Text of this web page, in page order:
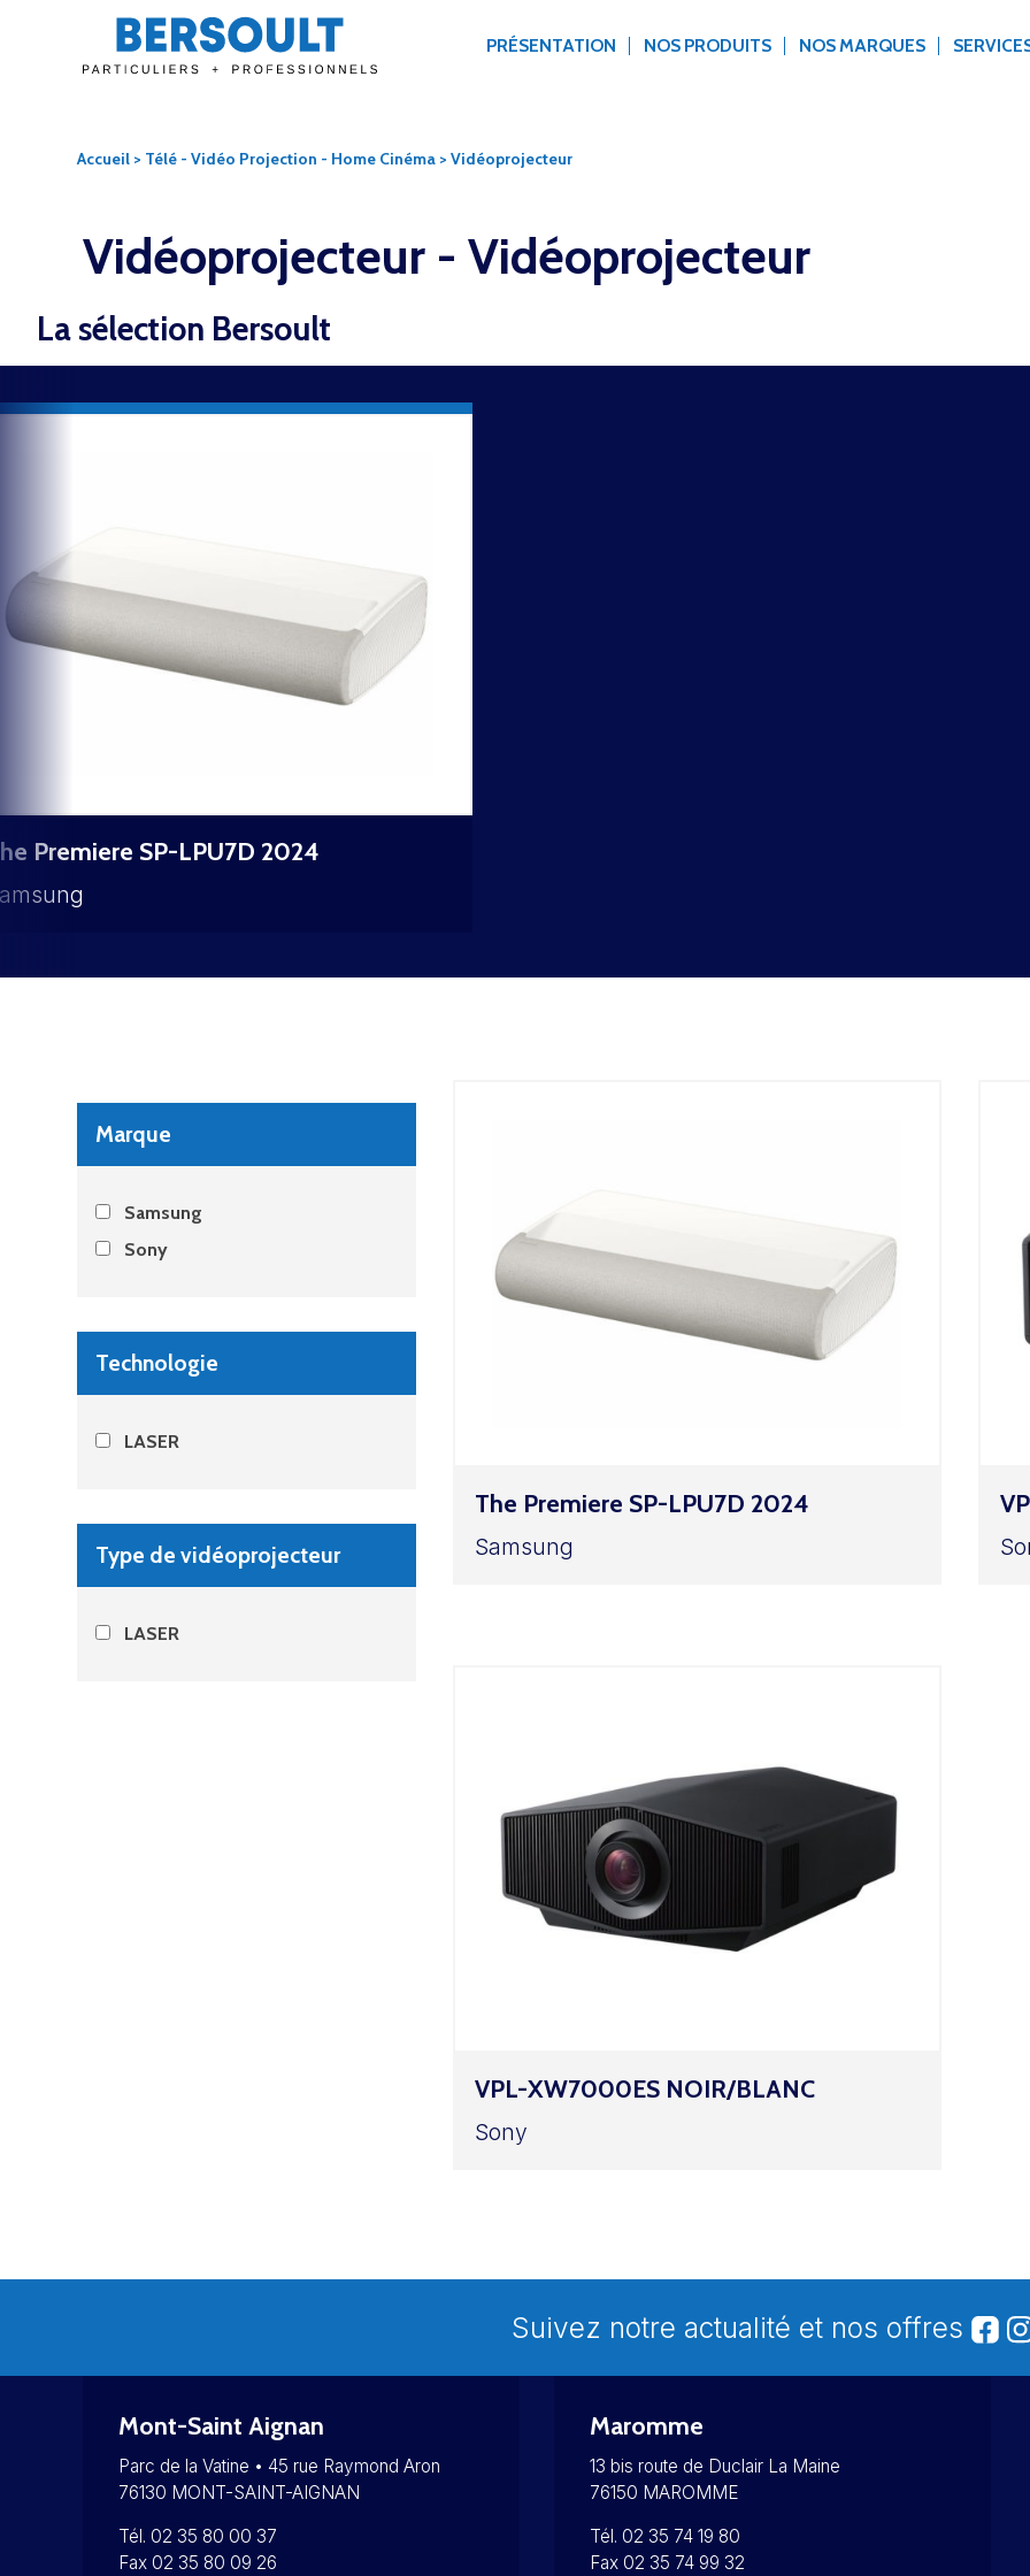
PRÉSENTATION NOS PRODUITS NOS MARQUES
Accueil > Télé - Vidéo Projection - Home Cinéma > Vidéoprojecteur
Vidéoprojecteur - Vidéoprojecteur
La sélection Bersoult
Premiere SP-LPU7D 2024
Marque
Samsung
Sony
Technologie
LASER
Type de vidéoprojecteur
LASER
The Premiere SP-LPU7D 2024
Samsung
VPL-XW7000ES NOIR/BLANC
Sony
Suivez notre actualité et nos offres
Mont-Saint Aignan
Parc de la Vatine • 45 rue Raymond Aron
76130 MONT-SAINT-AIGNAN
Tél. 02 35 80 00 37
Fax 02 35 80 09 26
Maromme
13 bis route de Duclair La Maine
76150 MAROMME
Tél. 02 35 74 19 80
Fax 02 35 74 99 32